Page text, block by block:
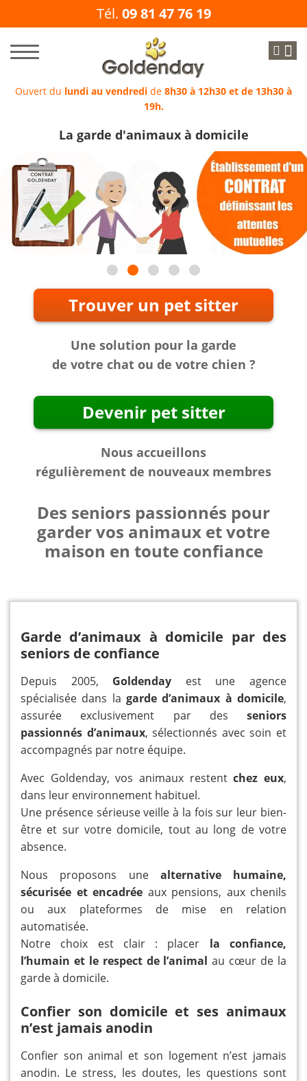
Ouvert du lundi au vendredi de 8h30 à 12h30 et de 13h30 à
19h.
Tél. 09 81 47 76 19
La garde d'animaux à domicile
Trouver un pet sitter
Une solution pour la garde
de votre chat ou de votre chien ?
Devenir pet sitter
Nous accueillons
régulièrement de nouveaux membres
Des seniors passionnés pour
garder vos animaux et votre
maison en toute confiance
Garde d’animaux à domicile par des
seniors de confiance
Depuis 2005, Goldenday est une agence
spécialisée dans la garde d’animaux à domicile,
assurée exclusivement par des seniors
passionnés d’animaux, sélectionnés avec soin et
accompagnés par notre équipe.
Avec Goldenday, vos animaux restentchez eux,
dans leur environnement habituel.
Une présence sérieuse veille à la fois sur leur bien-
être et sur votre domicile, tout au long de votre
absence.
Nous proposons une alternative humaine,
sécurisée et encadrée aux pensions, aux chenils
ou aux plateformes de mise en relation
automatisée.
Notre choix est clair : placer la confiance,
l’humain et le respect de l’animal au cœur de la
garde à domicile.
Confier son domicile et ses animaux
n’est jamais anodin
Confier son animal et son logement n’est jamais
anodin. Le stress, les doutes, les questions sont